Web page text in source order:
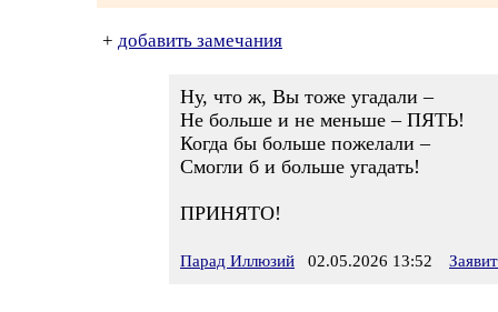
+ добавить замечания
Ну, что ж, Вы тоже угадали –
Не больше и не меньше – ПЯТЬ!
Когда бы больше пожелали –
Смогли б и больше угадать!
ПРИНЯТО!
Парад Иллюзий 02.05.2026 13:52